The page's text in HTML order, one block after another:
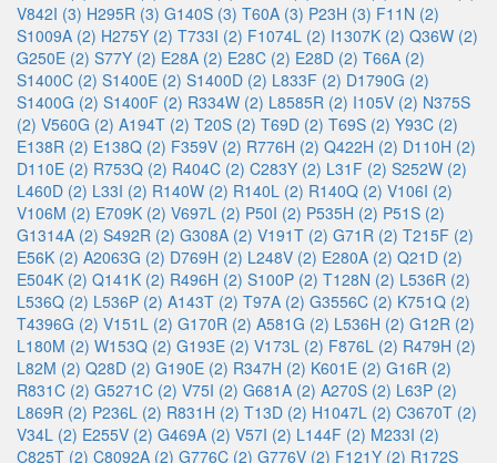
V842I (3) H295R (3) G140S (3) T60A (3) P23H (3) F11N (2)
S1009A (2) H275Y (2) T733I (2) F1074L (2) I1307K (2) Q36W (2)
G250E (2) S77Y (2) E28A (2) E28C (2) E28D (2) T66A (2)
S1400C (2) S1400E (2) S1400D (2) L833F (2) D1790G (2)
S1400G (2) S1400F (2) R334W (2) L8585R (2) I105V (2) N375S
(2) V560G (2) A194T (2) T20S (2) T69D (2) T69S (2) Y93C (2)
E138R (2) E138Q (2) F359V (2) R776H (2) Q422H (2) D110H (2)
D110E (2) R753Q (2) R404C (2) C283Y (2) L31F (2) S252W (2)
L460D (2) L33I (2) R140W (2) R140L (2) R140Q (2) V106I (2)
V106M (2) E709K (2) V697L (2) P50I (2) P535H (2) P51S (2)
G1314A (2) S492R (2) G308A (2) V191T (2) G71R (2) T215F (2)
E56K (2) A2063G (2) D769H (2) L248V (2) E280A (2) Q21D (2)
E504K (2) Q141K (2) R496H (2) S100P (2) T128N (2) L536R (2)
L536Q (2) L536P (2) A143T (2) T97A (2) G3556C (2) K751Q (2)
T4396G (2) V151L (2) G170R (2) A581G (2) L536H (2) G12R (2)
L180M (2) W153Q (2) G193E (2) V173L (2) F876L (2) R479H (2)
L82M (2) Q28D (2) G190E (2) R347H (2) K601E (2) G16R (2)
R831C (2) G5271C (2) V75I (2) G681A (2) A270S (2) L63P (2)
L869R (2) P236L (2) R831H (2) T13D (2) H1047L (2) C3670T (2)
V34L (2) E255V (2) G469A (2) V57I (2) L144F (2) M233I (2)
C825T (2) C8092A (2) G776C (2) G776V (2) F121Y (2) R172S